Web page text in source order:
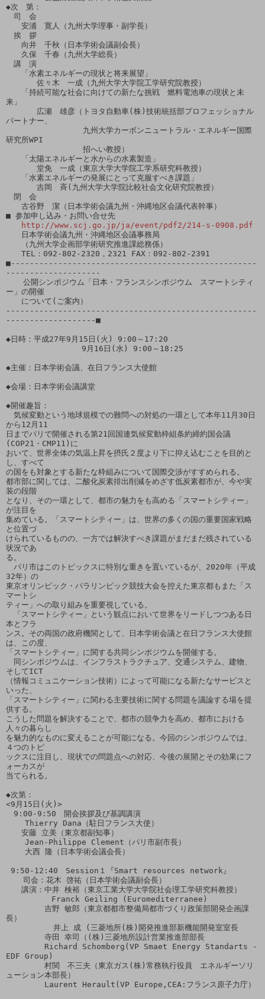
◆次　第：
司　会
安浦　寛人（九州大学理事・副学長）
挨　拶
向井　千秋（日本学術会議副会長）
久保　千春（九州大学総長）
講　演
「水素エネルギーの現状と将来展望」
佐々木　一成（九州大学大学院工学研究院教授）
「持続可能な社会に向けての新たな挑戦　燃料電池車の現状と未
来」
広瀬　雄彦（トヨタ自動車(株)技術統括部プロフェッショナル
パートナー、
九州大学カーボンニュートラル・エネルギー国際
研究所WPI
招へい教授）
「太陽エネルギーと水からの水素製造」
堂免　一成（東京大学大学院工学系研究科教授）
「水素エネルギーの発展にとって克服すべき課題」
吉岡　斉(九州大学大学院比較社会文化研究院教授）
閉　会
古谷野　潔（日本学術会議九州・沖縄地区会議代表幹事）
■ 参加申し込み・お問い合せ先
http://www.scj.go.jp/ja/event/pdf2/214-s-0908.pdf
日本学術会議九州・沖縄地区会議事務局
（九州大学企画部学術研究推進課総務係）
TEL：092-802-2320，2321 FAX：092-802-2391
■----------------------------------------------------
--------------------
ー」の開催
について(ご案内）
-----------------------------------------------------
-------------------■
◆日時：平成27年9月15日(火) 9:00～17:20
◆主催：日本学術会議、在日フランス大使館
◆会場：日本学術会議講堂
◆開催趣旨：
気候変動という地球規模での難問への対処の一環として本年11月30日
から12月11
日までパリで開催される第21回国連気候変動枠組条約締約国会議
(COP21・CMP11)に
おいて、世界全体の気温上昇を摂氏２度より下に抑え込むことを目的と
し、すべて
の国をも対象とする新たな枠組みについて国際交渉がすすめられる。
都市部に関しては、二酸化炭素排出削減をめざす低炭素都市が、今や実
装の段階
となり、その一環として、都市の魅力をも高める「スマートシティー」
が注目を
集めている。「スマートシティー」は、世界の多くの国の重要国家戦略
と位置づ
けられているものの、一方では解決すべき課題がまだまだ残されている
状況であ
る。
パリ市はこのトピックスに特別な重きを置いているが、2020年（平成
32年）の
東京オリンピック・パラリンピック競技大会を控えた東京都もまた「ス
マートシ
ティー」への取り組みを重要視している。
「スマートシティー」という観点において世界をリードしつつある日
本とフラ
ンス。その両国の政府機関として、日本学術会議と在日フランス大使館
は、この度、
「スマートシティー」に関する共同シンポジウムを開催する。
同シンポジウムは、インフラストラクチュア、交通システム、建物、
そしてICT
（情報コミュニケーション技術）によって可能になる新たなサービスと
いった、
「スマートシティー」に関わる主要技術に関する問題を議論する場を提
供する。
こうした問題を解決することで、都市の競争力を高め、都市における
人々の暮らし
を魅力的なものに変えることが可能になる。今回のシンポジウムでは、
４つのトピ
ックスに注目し、現状での問題点への対応、今後の展開とその効果にフ
ォーカスが
当てられる。
◆次第：
<9月15日(火)>
9:00-9:50　開会挨拶及び基調講演
安藤 立美（東京都副知事）
講演：中井 検裕（東京工業大学大学院社会理工学研究科教授）
Franck Geiling (Euromediterranee)
吉野 敏郎（東京都都市整備局都市づくり政策部開発企画課
長）
寺田 幸司（(株)三菱地所設計営業推進部部長
Richard Schomberg(VP Smaet Energy Standarts -
EDF Group)
村関　不三夫（東京ガス(株)常務執行役員　エネルギーソリ
ューション本部長）
Laurent Herault(VP Europe,CEA:フランス原子力庁）